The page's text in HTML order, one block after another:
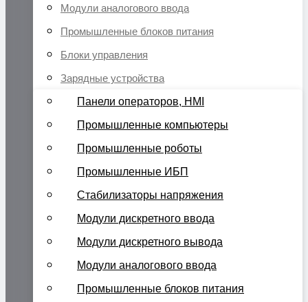
Модули аналогового ввода
Промышленные блоков питания
Блоки управления
Зарядные устройства
Панели операторов, HMI
Промышленные компьютеры
Промышленные роботы
Промышленные ИБП
Стабилизаторы напряжения
Модули дискретного ввода
Модули дискретного вывода
Модули аналогового ввода
Промышленные блоков питания